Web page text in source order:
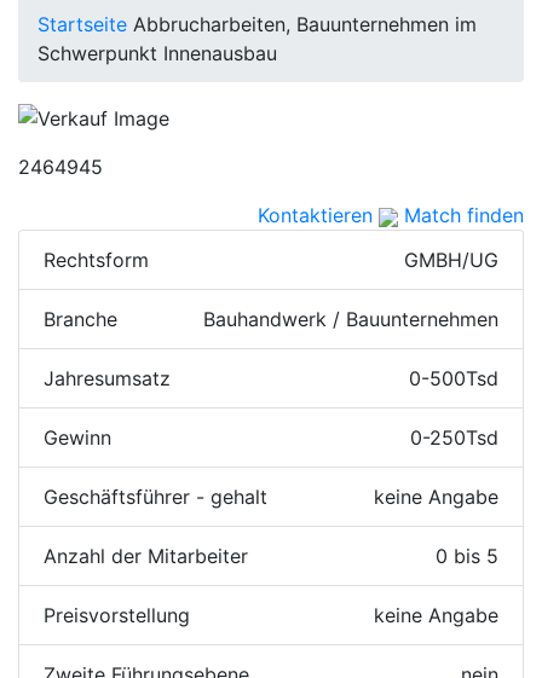
Startseite Abbrucharbeiten, Bauunternehmen im
Schwerpunkt Innenausbau
2464945
Kontaktieren
Match finden
Rechtsform
GMBH/UG
Branche Bauhandwerk / Bauunternehmen
Jahresumsatz 0-500Tsd
Gewinn 0-250Tsd
Geschäftsführer - gehalt keine Angabe
Anzahl der Mitarbeiter 0 bis 5
Preisvorstellung keine Angabe